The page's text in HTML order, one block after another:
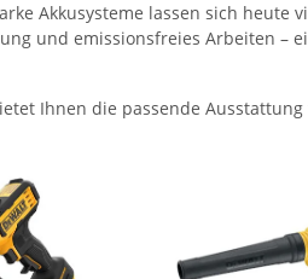
Akkusysteme lassen sich heute
und emissionsfreies Arbeiten –
Ihnen die passende